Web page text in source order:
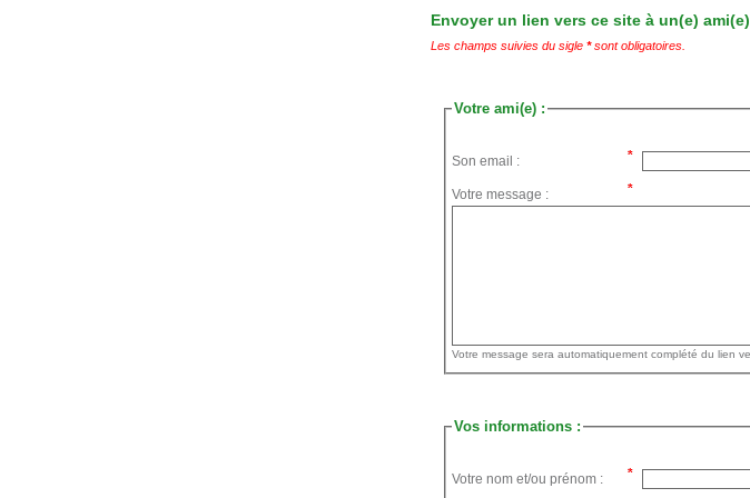
Envoyer un lien vers ce site à un(e) ami(e)
Les champs suivies du sigle *sont obligatoires.
Votre ami(e) :
Son email :
Votre message :
Vos informations :
Votre nom et/ou prénom :